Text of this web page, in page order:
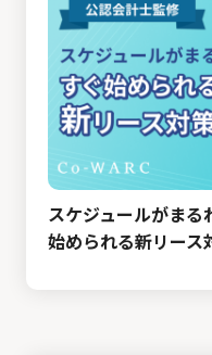
スケジュールがまる
始められる新リース